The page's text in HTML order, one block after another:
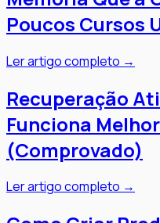
Poucos Cursos
Ler artigo completo →
Recuperação
Funciona
(Comprovado)
Ler artigo completo →